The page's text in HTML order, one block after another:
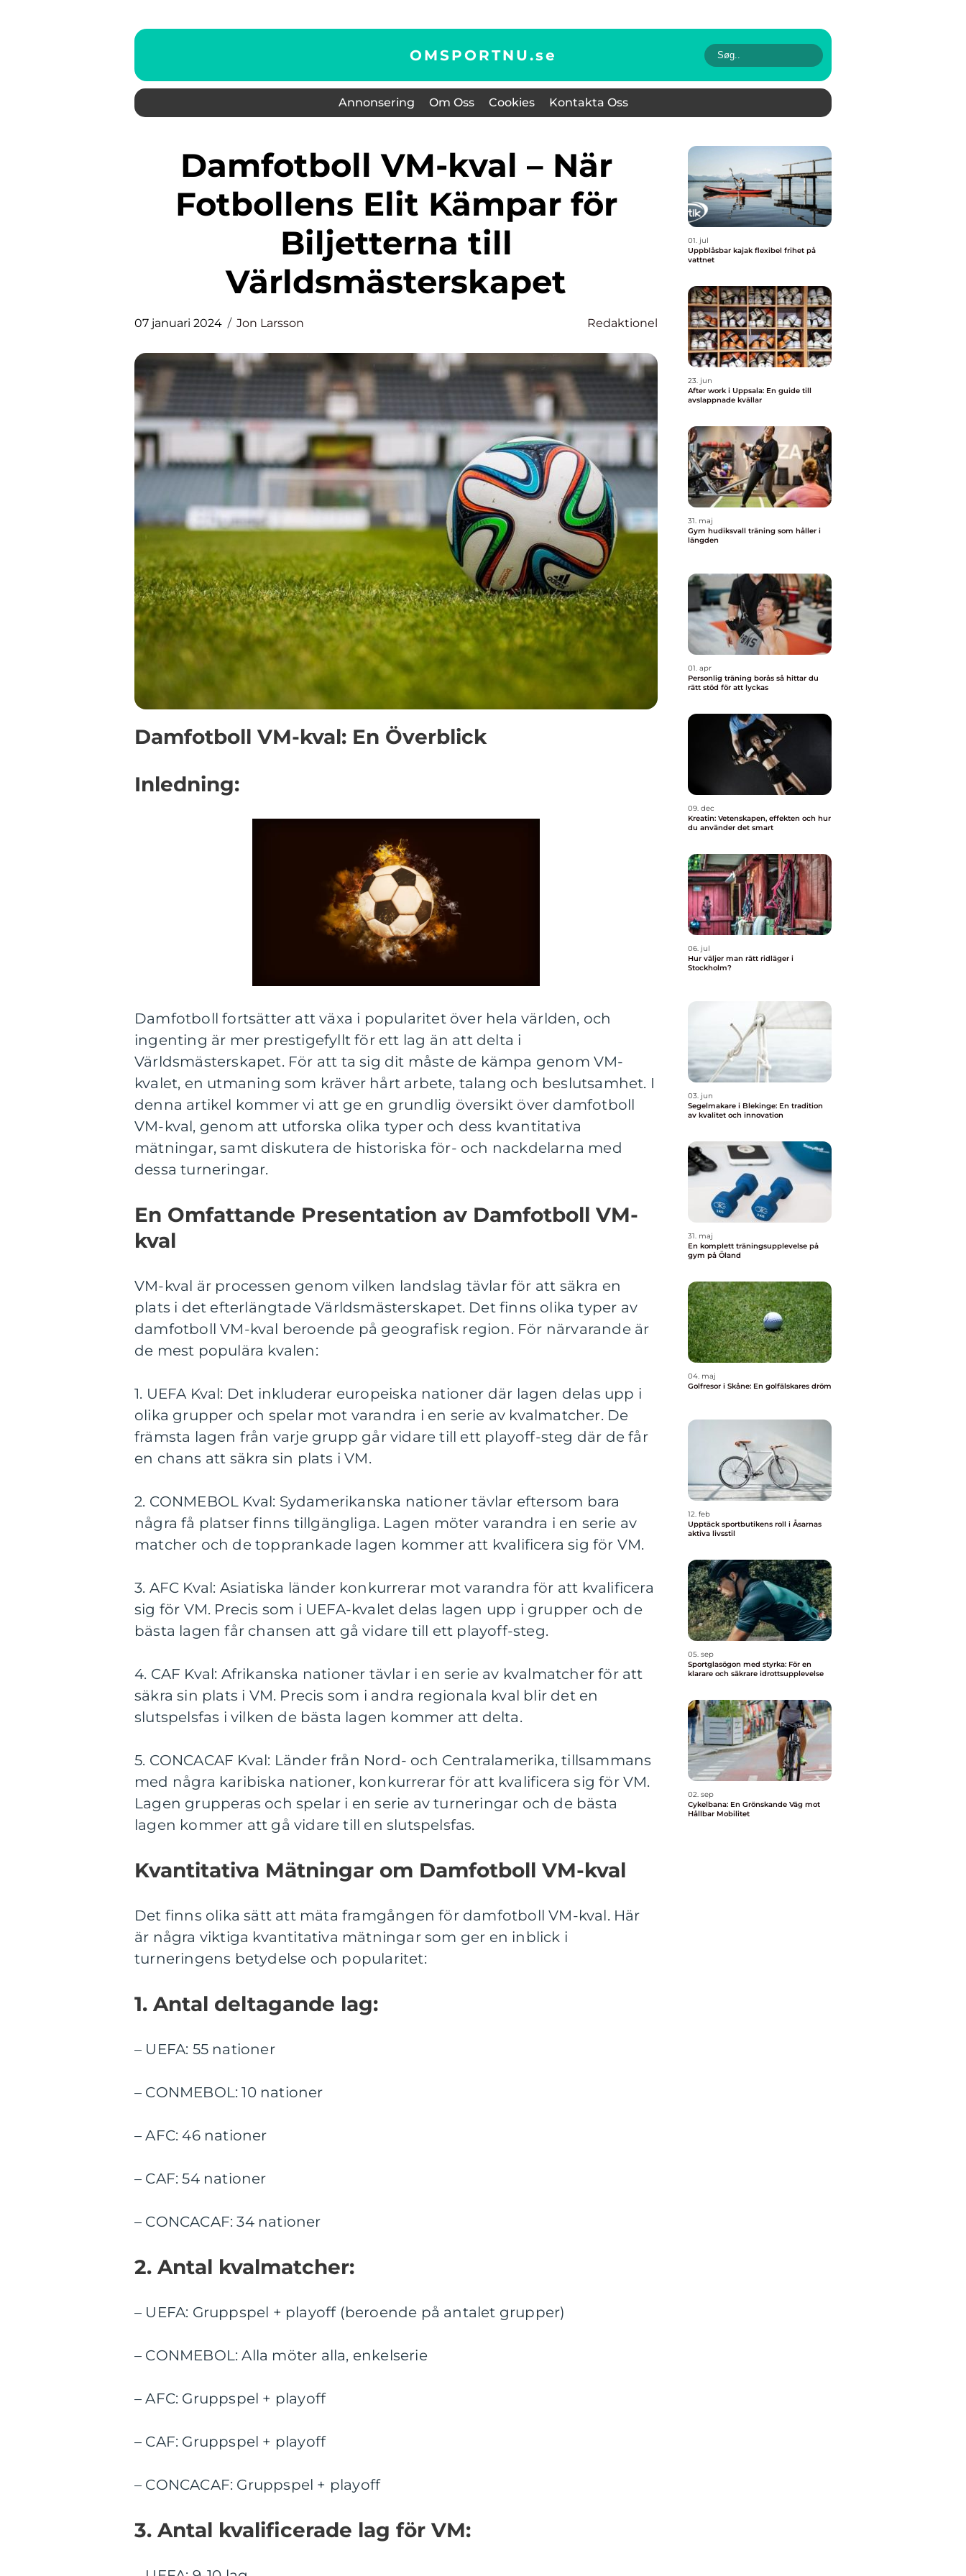
OMSPORTNU.se
Annonsering Om Oss Cookies Kontakta Oss
Damfotboll VM-kval – När
Fotbollens Elit Kämpar för
Biljetterna till
Världsmästerskapet
07 januari 2024 Jon Larsson Redaktionel
Damfotboll VM-kval: En Överblick
Inledning:
Damfotboll fortsätter att växa i popularitet över hela världen, och
ingenting är mer prestigefyllt för ett lag än att delta i
Världsmästerskapet. För att ta sig dit måste de kämpa genom VM-
kvalet, en utmaning som kräver hårt arbete, talang och beslutsamhet. I
denna artikel kommer vi att ge en grundlig översikt över damfotboll
VM-kval, genom att utforska olika typer och dess kvantitativa
mätningar, samt diskutera de historiska för- och nackdelarna med
dessa turneringar.
En Omfattande Presentation av Damfotboll VM-
kval
VM-kval är processen genom vilken landslag tävlar för att säkra en
plats i det efterlängtade Världsmästerskapet. Det finns olika typer av
damfotboll VM-kval beroende på geografisk region. För närvarande är
de mest populära kvalen:
1. UEFA Kval: Det inkluderar europeiska nationer där lagen delas upp i
olika grupper och spelar mot varandra i en serie av kvalmatcher. De
främsta lagen från varje grupp går vidare till ett playoff-steg där de får
en chans att säkra sin plats i VM.
2. CONMEBOL Kval: Sydamerikanska nationer tävlar eftersom bara
några få platser finns tillgängliga. Lagen möter varandra i en serie av
matcher och de topprankade lagen kommer att kvalificera sig för VM.
3. AFC Kval: Asiatiska länder konkurrerar mot varandra för att kvalificera
sig för VM. Precis som i UEFA-kvalet delas lagen upp i grupper och de
bästa lagen får chansen att gå vidare till ett playoff-steg.
4. CAF Kval: Afrikanska nationer tävlar i en serie av kvalmatcher för att
säkra sin plats i VM. Precis som i andra regionala kval blir det en
slutspelsfas i vilken de bästa lagen kommer att delta.
5. CONCACAF Kval: Länder från Nord- och Centralamerika, tillsammans
med några karibiska nationer, konkurrerar för att kvalificera sig för VM.
Lagen grupperas och spelar i en serie av turneringar och de bästa
lagen kommer att gå vidare till en slutspelsfas.
Kvantitativa Mätningar om Damfotboll VM-kval
Det finns olika sätt att mäta framgången för damfotboll VM-kval. Här
är några viktiga kvantitativa mätningar som ger en inblick i
turneringens betydelse och popularitet:
1. Antal deltagande lag:
– UEFA: 55 nationer
– CONMEBOL: 10 nationer
– AFC: 46 nationer
– CAF: 54 nationer
– CONCACAF: 34 nationer
2. Antal kvalmatcher:
– UEFA: Gruppspel + playoff (beroende på antalet grupper)
– CONMEBOL: Alla möter alla, enkelserie
– AFC: Gruppspel + playoff
– CAF: Gruppspel + playoff
– CONCACAF: Gruppspel + playoff
3. Antal kvalificerade lag för VM:
01. jul
Uppblåsbar kajak flexibel frihet på
vattnet
23. jun
After work i Uppsala: En guide till
avslappnade kvällar
31. maj
Gym hudiksvall träning som håller i
längden
01. apr
Personlig träning borås så hittar du
rätt stöd för att lyckas
09. dec
Kreatin: Vetenskapen, effekten och hur
du använder det smart
06. jul
Hur väljer man rätt ridläger i
Stockholm?
03. jun
Segelmakare i Blekinge: En tradition
av kvalitet och innovation
31. maj
En komplett träningsupplevelse på
gym på Öland
04. maj
Golfresor i Skåne: En golfälskares dröm
12. feb
Upptäck sportbutikens roll i Åsarnas
aktiva livsstil
05. sep
Sportglasögon med styrka: För en
klarare och säkrare idrottsupplevelse
02. sep
Cykelbana: En Grönskande Väg mot
Hållbar Mobilitet